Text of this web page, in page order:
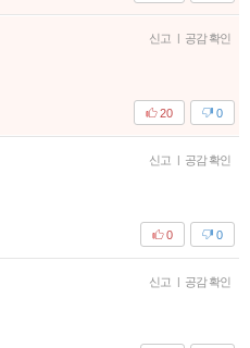
신고 | 공감 확인
0
20
신고 | 공감 확인
0
0
신고 | 공감 확인